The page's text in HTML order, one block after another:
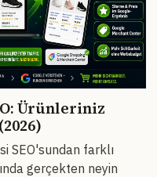
Ürünleriniz
SEO'sundan farklı
gerçekten neyin